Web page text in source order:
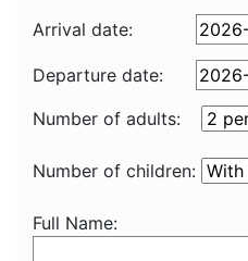
Arrival date:
Departure date:
Number of adults:
Number of children:
Full Name: